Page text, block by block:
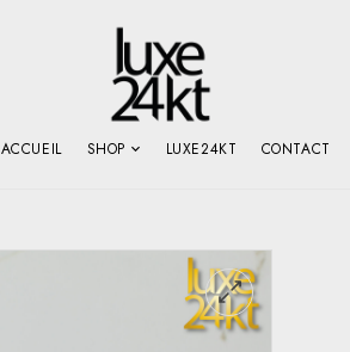
ACCUEIL SHOP LUXE24KT CONTACT